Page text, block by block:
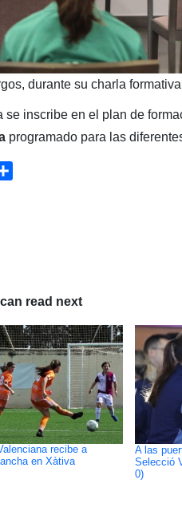
durante su charla
se inscribe en el plan de
programado para las
read next
recibe a
en Xàtiva
A las
Selecció
0)